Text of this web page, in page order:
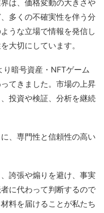
は、価格変動の大きさや
多くの不確実性を伴う分
うな立場で情報を発信し
大切にしています。
り暗号資産・NFTゲーム
てきました。市場の上昇
投資や検証、分析を継続
、専門性と信頼性の高い
誇張や煽りを避け、事実
に代わって判断するので
料を届けることが私たち